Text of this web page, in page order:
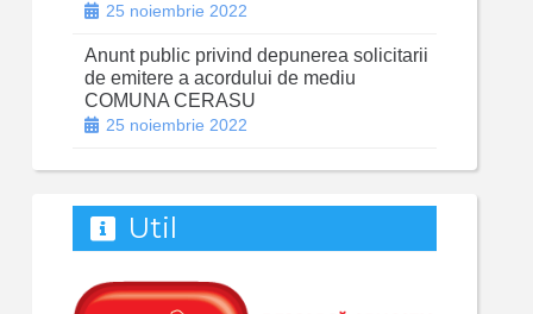
25 noiembrie 2022
Anunt public privind depunerea solicitarii
de emitere a acordului de mediu
COMUNA CERASU
25 noiembrie 2022
Util